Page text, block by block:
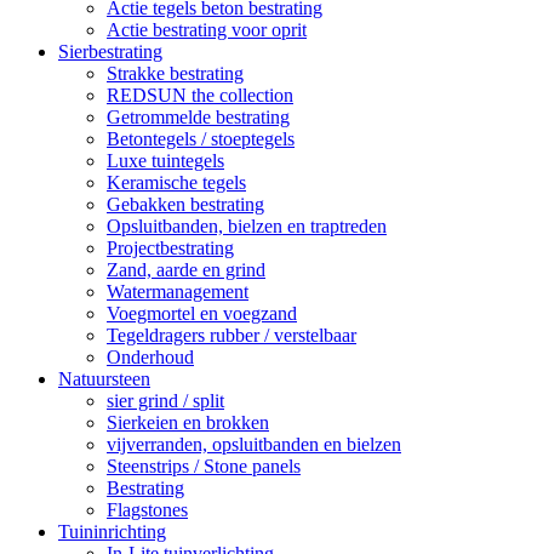
Actie tegels beton bestrating
Actie bestrating voor oprit
Sierbestrating
Strakke bestrating
REDSUN the collection
Getrommelde bestrating
Betontegels / stoeptegels
Luxe tuintegels
Keramische tegels
Gebakken bestrating
Opsluitbanden, bielzen en traptreden
Projectbestrating
Zand, aarde en grind
Watermanagement
Voegmortel en voegzand
Tegeldragers rubber / verstelbaar
Onderhoud
Natuursteen
sier grind / split
Sierkeien en brokken
vijverranden, opsluitbanden en bielzen
Steenstrips / Stone panels
Bestrating
Flagstones
Tuininrichting